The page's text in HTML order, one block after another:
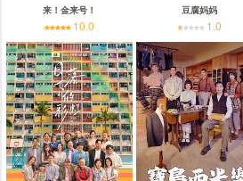
来！金来号！
10.0
豆腐妈妈
1.0